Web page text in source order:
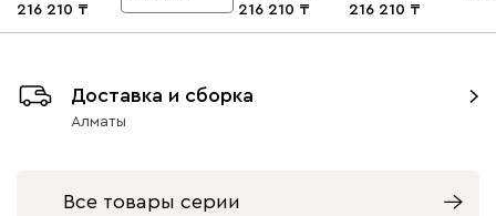
216 210 216 210 216 210
Доставка и сборка
Алматы
Все товары серии